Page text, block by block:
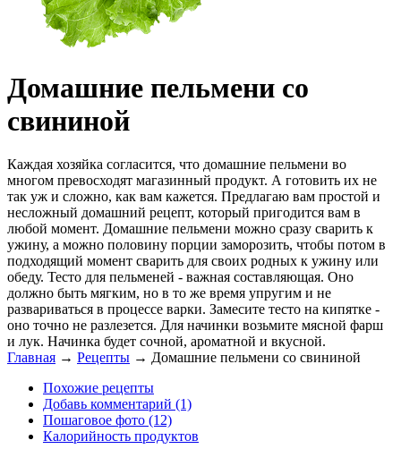
Домашние пельмени со
свининой
Каждая хозяйка согласится, что домашние пельмени во
многом превосходят магазинный продукт. А готовить их не
так уж и сложно, как вам кажется. Предлагаю вам простой и
несложный домашний рецепт, который пригодится вам в
любой момент. Домашние пельмени можно сразу сварить к
ужину, а можно половину порции заморозить, чтобы потом в
подходящий момент сварить для своих родных к ужину или
обеду. Тесто для пельменей - важная составляющая. Оно
должно быть мягким, но в то же время упругим и не
развариваться в процессе варки. Замесите тесто на кипятке -
оно точно не разлезется. Для начинки возьмите мясной фарш
и лук. Начинка будет сочной, ароматной и вкусной.
Главная → Рецепты → Домашние пельмени со свининой
Похожие рецепты
Добавь комментарий (1)
Пошаговое фото (12)
Калорийность продуктов